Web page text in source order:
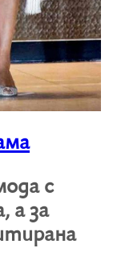
с
а за